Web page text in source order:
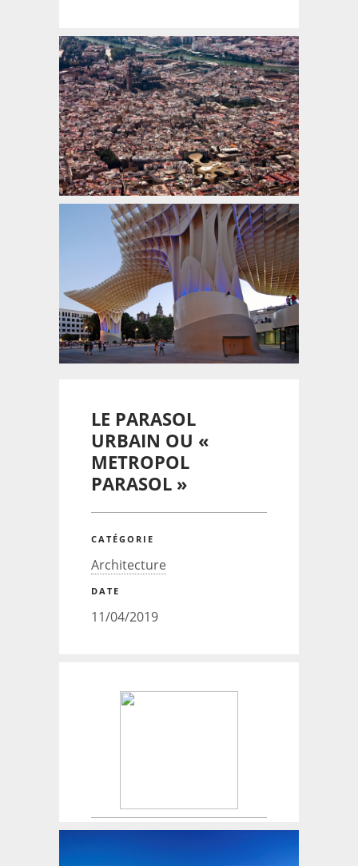
LE PARASOL
URBAIN OU «
METROPOL
PARASOL »
CATÉGORIE
Architecture
DATE
11/04/2019